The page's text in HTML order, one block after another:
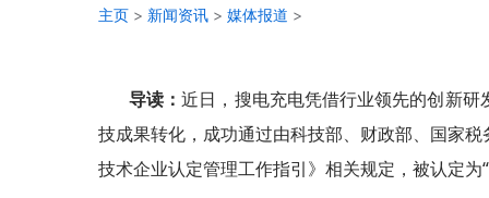
主页 > 新闻资讯 > 媒体报道 >
导读：近日，搜电充电凭借行业领先的创新
技成果转化，成功通过由科技部、财政部、国家
技术企业认定管理工作指引》相关规定，被认定为